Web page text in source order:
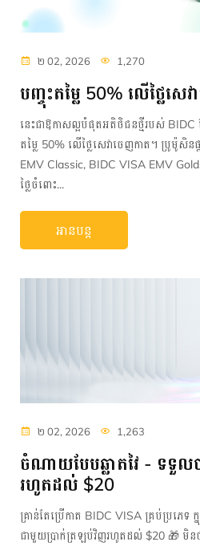
២ 02, 2026 1,270
បញ្ចុះតម្លៃ 50% លើថ្លៃសេ
នេះជាឱកាសល្អបំផុតអតិថិជនថ្មីរបស់ BIDC
តម្លៃ 50% លើថ្លៃសេវាចេញកាត។ ប្រូម៉ូសិ
EMV Classic, BIDC VISA EMV
ថ្លៃចំពោះ...
អានបន្ត
២ 02, 2026 1,263
ចំណាយបែបឆ្លាតវៃ - ទទួល
រហូតដល់ $20
គ្រាន់តែប្រើកាត BIDC VISA គ្រប់ប្រភេទ ក្នុ
ជាមួយប្រាក់ត្រឡប់វិញរហូតដល់ $20 🎁 មិន